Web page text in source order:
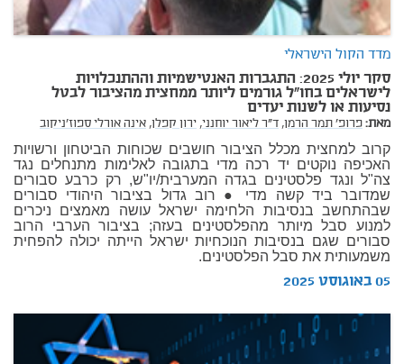
מדד הקול הישראלי
סקר יולי 2025: התגברות האנטישמיות וההתנכלויות
לישראלים בחו"ל גורמים ליותר ממחצית מהציבור לבטל
נסיעות או לשנות יעדים
מאת:פרופ' תמר הרמן, ד"ר ליאור יוחנני, ירון קפלן, אינה אורלי ספוז'ניקוב
קרוב למחצית מכלל הציבור חושבים שכוחות הביטחון ורשויות
האכיפה נוקטים יד רכה מדי בתגובה לאלימות מתנחלים נגד
צה"ל ונגד פלסטינים בגדה המערבית/יו"ש, רק כרבע סבורים
שמדובר ביד קשה מדי ● רוב גדול בציבור היהודי סבורים
שבהתחשב בנסיבות הלחימה ישראל עושה מאמצים ניכרים
למנוע סבל מיותר מהפלסטינים בעזה; בציבור הערבי הרוב
סבורים שגם בנסיבות הנוכחיות ישראל הייתה יכולה להפחית
משמעותית את סבל הפלסטינים.
05 באוגוסט 2025